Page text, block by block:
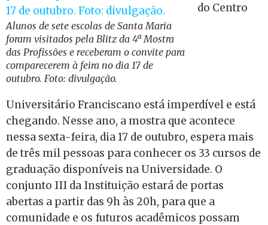
Alunos de sete escolas de Santa Maria
foram visitados pela Blitz da 4ª Mostra
das Profissões e receberam o convite para
comparecerem à feira no dia 17 de
outubro. Foto: divulgação.
do Centro
Universitário Franciscano está imperdível e está
chegando. Nesse ano, a mostra que acontece
nessa sexta-feira, dia 17 de outubro, espera mais
de três mil pessoas para conhecer os 33 cursos de
graduação disponíveis na Universidade. O
conjunto III da Instituição estará de portas
abertas a partir das 9h às 20h, para que a
comunidade e os futuros acadêmicos possam